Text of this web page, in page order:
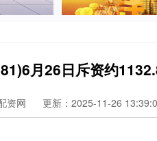
月26日斥资约
资网 更新：2025-11-26